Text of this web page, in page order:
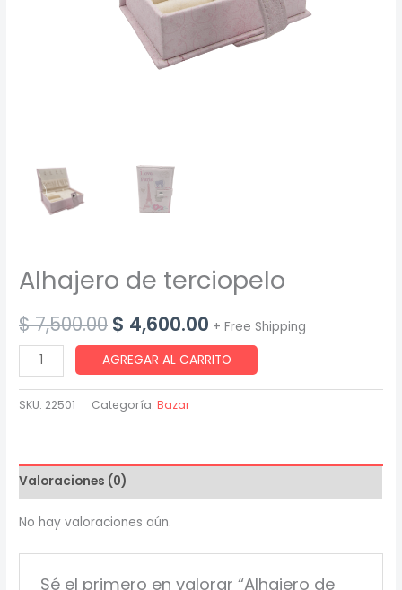
Alhajero de terciopelo
$7,500.00 Original
price
was:
$ 4,600.00 Current
price
is:
+ Free Shipping
Alhajero
de
terciopelo
AGREGAR AL CARRITO
SKU: 22501 Categoría:Bazar
Valoraciones (0)
No hay valoraciones aún.
Sé el primero en valorar “Alhajero de